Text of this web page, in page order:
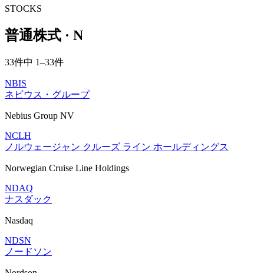
STOCKS
普通株式 · N
33件中 1–33件
NBIS
ネビウス・グループ
Nebius Group NV
NCLH
ノルウェージャン クルーズ ライン ホールディングス
Norwegian Cruise Line Holdings
NDAQ
ナスダック
Nasdaq
NDSN
ノードソン